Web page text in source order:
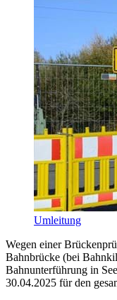
Umleitung
Wegen einer
Bahnbrücke (bei
Bahnunterführung in
30.04.2025 für den